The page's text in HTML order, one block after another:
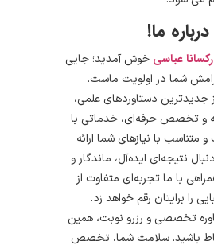
درباره ما!
عباسی خوش آمدید؛ جایی
شما در اولویت ماست.
جدیدترین دستاوردهای علمی،
و تخصص حرفه‌ای، خدماتی با
و متناسب با نیازهای شما ارائه
نتیجه‌ای ایده‌آل، ماندگار و
با ما تجربه‌ای متفاوت از
را برایتان رقم خواهد زد.
تخصصی و رزرو نوبت، همین
باشید. سلامت شما، تخصص